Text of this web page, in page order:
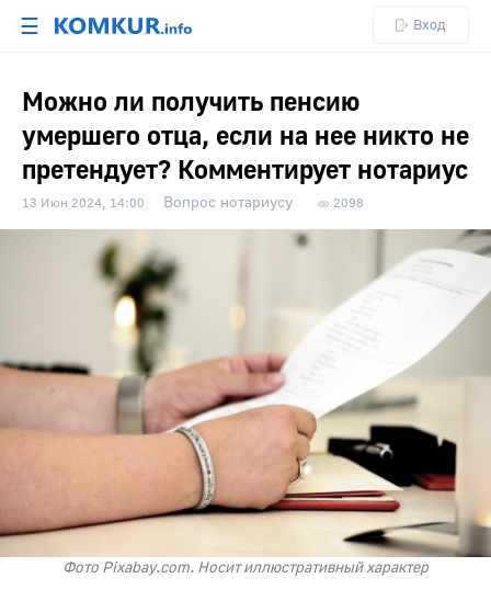
☰ Вход
Можно ли получить пенсию
умершего отца, если на нее никто не
претендует? Комментирует нотариус
13 Июн 2024, 14:00 Вопрос нотариусу 2098
Фото Pixabay.com. Носит иллюстративный характер